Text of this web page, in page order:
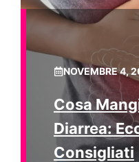
NOVEMBRE 4,
Cosa
Diarrea:
Consigliati